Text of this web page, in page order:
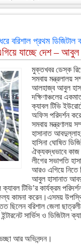
প্রথম ডিজিটাল
যাচ্ছে দেশ – আবুল
মুক্তখবর ডেস্ক
সমবায় মন্ত্রলালয়
আলহাজ্ব আবুল
দক্ষিণাঞ্চলের
ক্যাবল টিভি
অফিস পরিদর্শন
সমবায় মন্ত্রণালয়
হাসানাত
হাসিনা ঘোষিত
ঐক্যবদ্ধভাবে কাজ
লীগের সভাপতি
আরও এগিয়ে নিতে
আবুল হাসানাত
টিভি’র কার্যক্রম
কামনা করেন।এসময় উপস্থিত
বরিশাল জেলা
সার্ভিস ও ডিজিটাল
আর অভিনন্দন।